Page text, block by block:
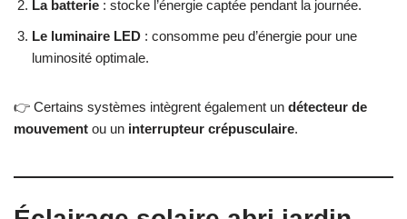
La batterie : stocke l’énergie captée pendant la journée.
Le luminaire LED : consomme peu d’énergie pour une
luminosité optimale.
👉 Certains systèmes intègrent également un détecteur de
mouvement ou un interrupteur crépusculaire.